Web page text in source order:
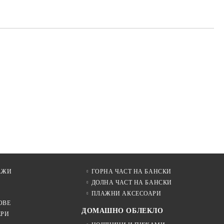
ГОРНА ЧАСТ НА БАНСКИ
ДОЛНА ЧАСТ НА БАНСКИ
ПЛАЖНИ АКСЕСОАРИ
ДОМАШНО ОБЛЕКЛО